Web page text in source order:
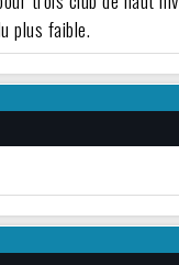
plus faible.